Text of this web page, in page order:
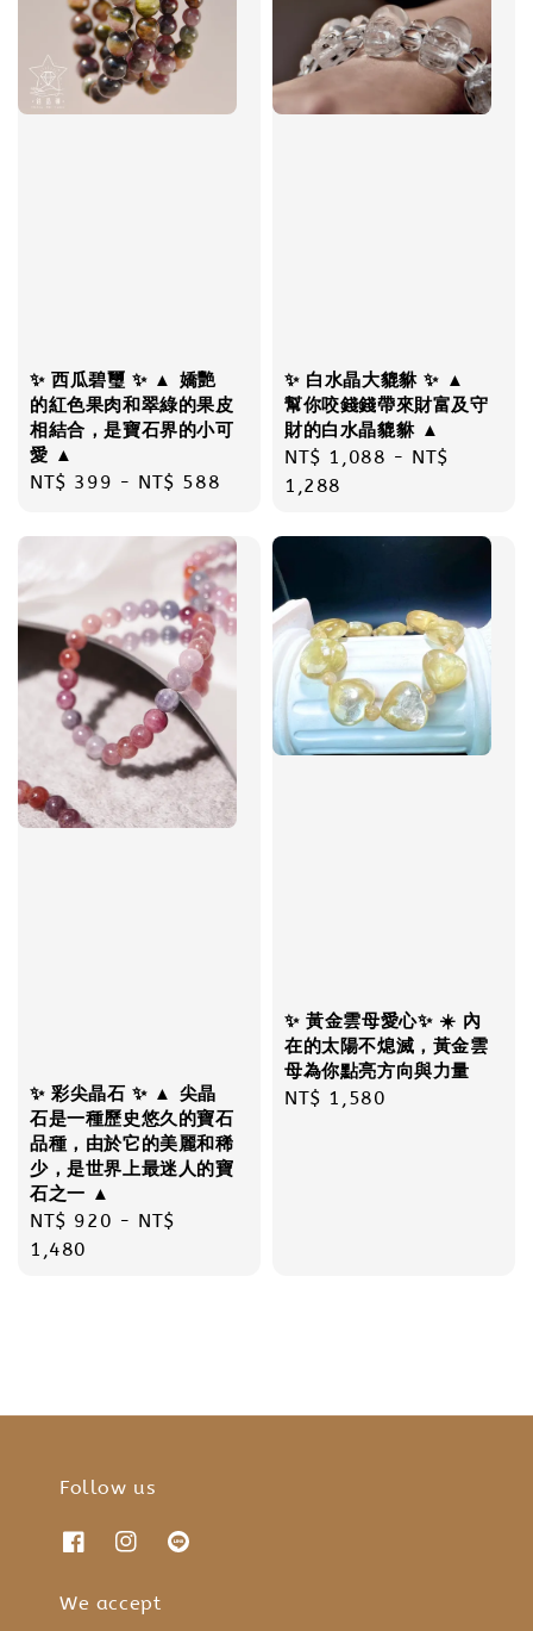
✨ 西瓜碧璽 ✨ ▲ 嬌艷
的紅色果肉和翠綠的果皮
相結合，是寶石界的小可
愛 ▲
Regular
NT$ 399 - NT$ 588
✨ 白水晶大貔貅 ✨ ▲
幫你咬錢錢帶來財富及守
財的白水晶貔貅 ▲
Regular
price
NT$ 1,088 - NT$
1,288
✨ 彩尖晶石 ✨ ▲ 尖晶
石是一種歷史悠久的寶石
品種，由於它的美麗和稀
少，是世界上最迷人的寶
石之一 ▲
Regular
price
NT$ 920 - NT$
1,480
✨ 黃金雲母愛心✨ ☀️ 內
在的太陽不熄滅，黃金雲
母為你點亮方向與力量
Regular
NT$ 1,580
Follow us
We accept